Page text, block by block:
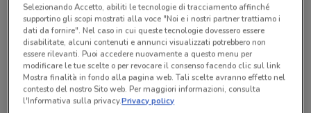
Selezionando Accetto, abiliti le tecnologie di tracciamento affinché
supportino gli scopi mostrati alla voce "Noi e i nostri partner trattiamo i
dati da fornire". Nel caso in cui queste tecnologie dovessero essere
disabilitate, alcuni contenuti e annunci visualizzati potrebbero non
essere rilevanti. Puoi accedere nuovamente a questo menu per
modificare le tue scelte o per revocare il consenso facendo clic sul link
Mostra finalità in fondo alla pagina web. Tali scelte avranno effetto nel
contesto del nostro Sito web. Per maggiori informazioni, consulta
l'Informativa sulla privacy.Privacy policy